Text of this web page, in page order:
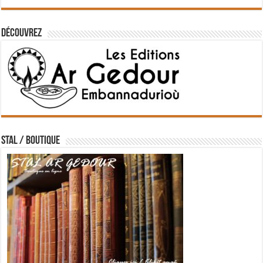
Découvrez
STAL / BOUTIQUE